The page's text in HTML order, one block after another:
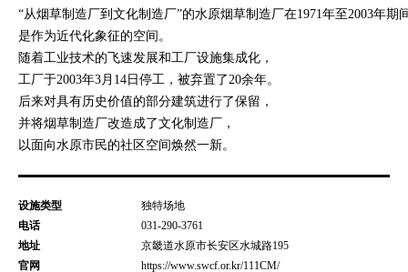
“从烟草制造厂到文化制造厂”的水原烟草制造厂在1971年至2003年期
是作为近代化象征的空间。
随着工业技术的飞速发展和工厂设施集成化，
工厂于2003年3月14日停工，被弃置了20余年。
后来对具有历史价值的部分建筑进行了保留，
并将烟草制造厂改造成了文化制造厂，
以面向水原市民的社区空间焕然一新。
设施类型
独特场地
电话
031-290-3761
地址
京畿道水原市长安区水城路195
官网
https://www.swcf.or.kr/111CM/